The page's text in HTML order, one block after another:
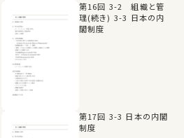
第16回 3-2 組織と管
理(続き) 3-3 日本の内
閣制度
第17回 3-3 日本の内閣
制度